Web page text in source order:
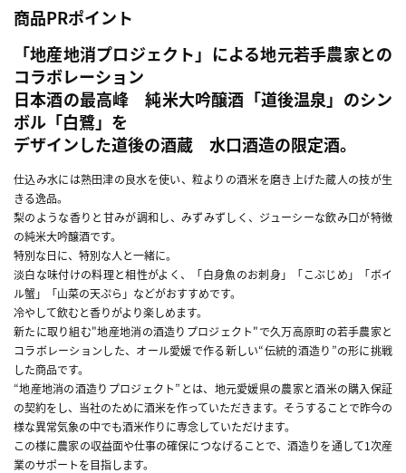
商品PRポイント
「地産地消プロジェクト」による地元若手農家との
コラボレーション
日本酒の最高峰 純米大吟醸酒「道後温泉」のシン
ボル「白鷺」を
デザインした道後の酒蔵 水口酒造の限定酒。
仕込み水には熟田津の良水を使い、粒よりの酒米を磨き上げた蔵人の技が生
きる逸品。
梨のような香りと甘みが調和し、みずみずしく、ジューシーな飲み口が特徴
の純米大吟醸酒です。
特別な日に、特別な人と一緒に。
淡白な味付けの料理と相性がよく、「白身魚のお刺身」「こぶじめ」「ボイ
ル蟹」「山菜の天ぷら」などがおすすめです。
冷やして飲むと香りがより楽しめます。
新たに取り組む"地産地消の酒造りプロジェクト"で久万高原町の若手農家と
コラボレーションした、オール愛媛で作る新しい“伝統的酒造り”の形に挑戦
した商品です。
“地産地消の酒造りプロジェクト”とは、地元愛媛県の農家と酒米の購入保証
の契約をし、当社のために酒米を作っていただきます。そうすることで昨今の
様な異常気象の中でも酒米作りに専念していただけます。
この様に農家の収益面や仕事の確保につなげることで、酒造りを通して1次産
業のサポートを目指します。